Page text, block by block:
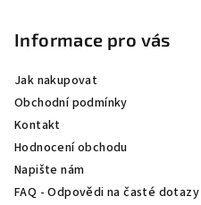
Informace pro vás
Jak nakupovat
Obchodní podmínky
Kontakt
Hodnocení obchodu
Napište nám
FAQ - Odpovědi na časté dotazy